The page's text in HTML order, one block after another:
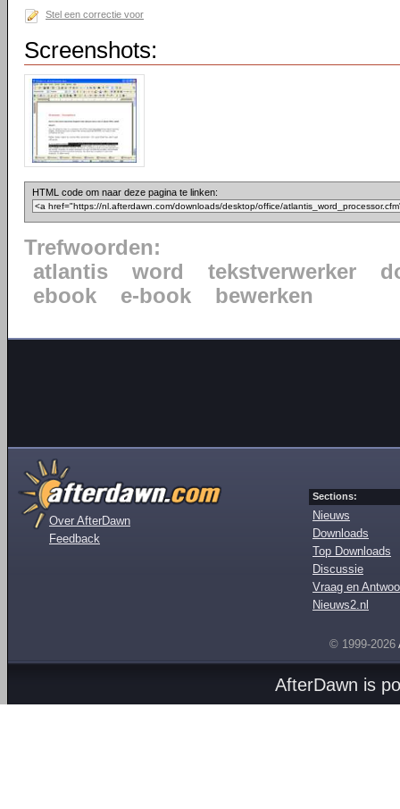
Stel een correctie voor
Screenshots:
HTML code om naar deze pagina te linken:
Trefwoorden:
atlantis
word tekstverwerker
ebook
e-book bewerken
Over AfterDawn
Feedback
Sections:
Nieuws
Downloads
Top Downloads
Discussie
Vraag en
Nieuws2.nl
© 1999-2026
AfterDawn is